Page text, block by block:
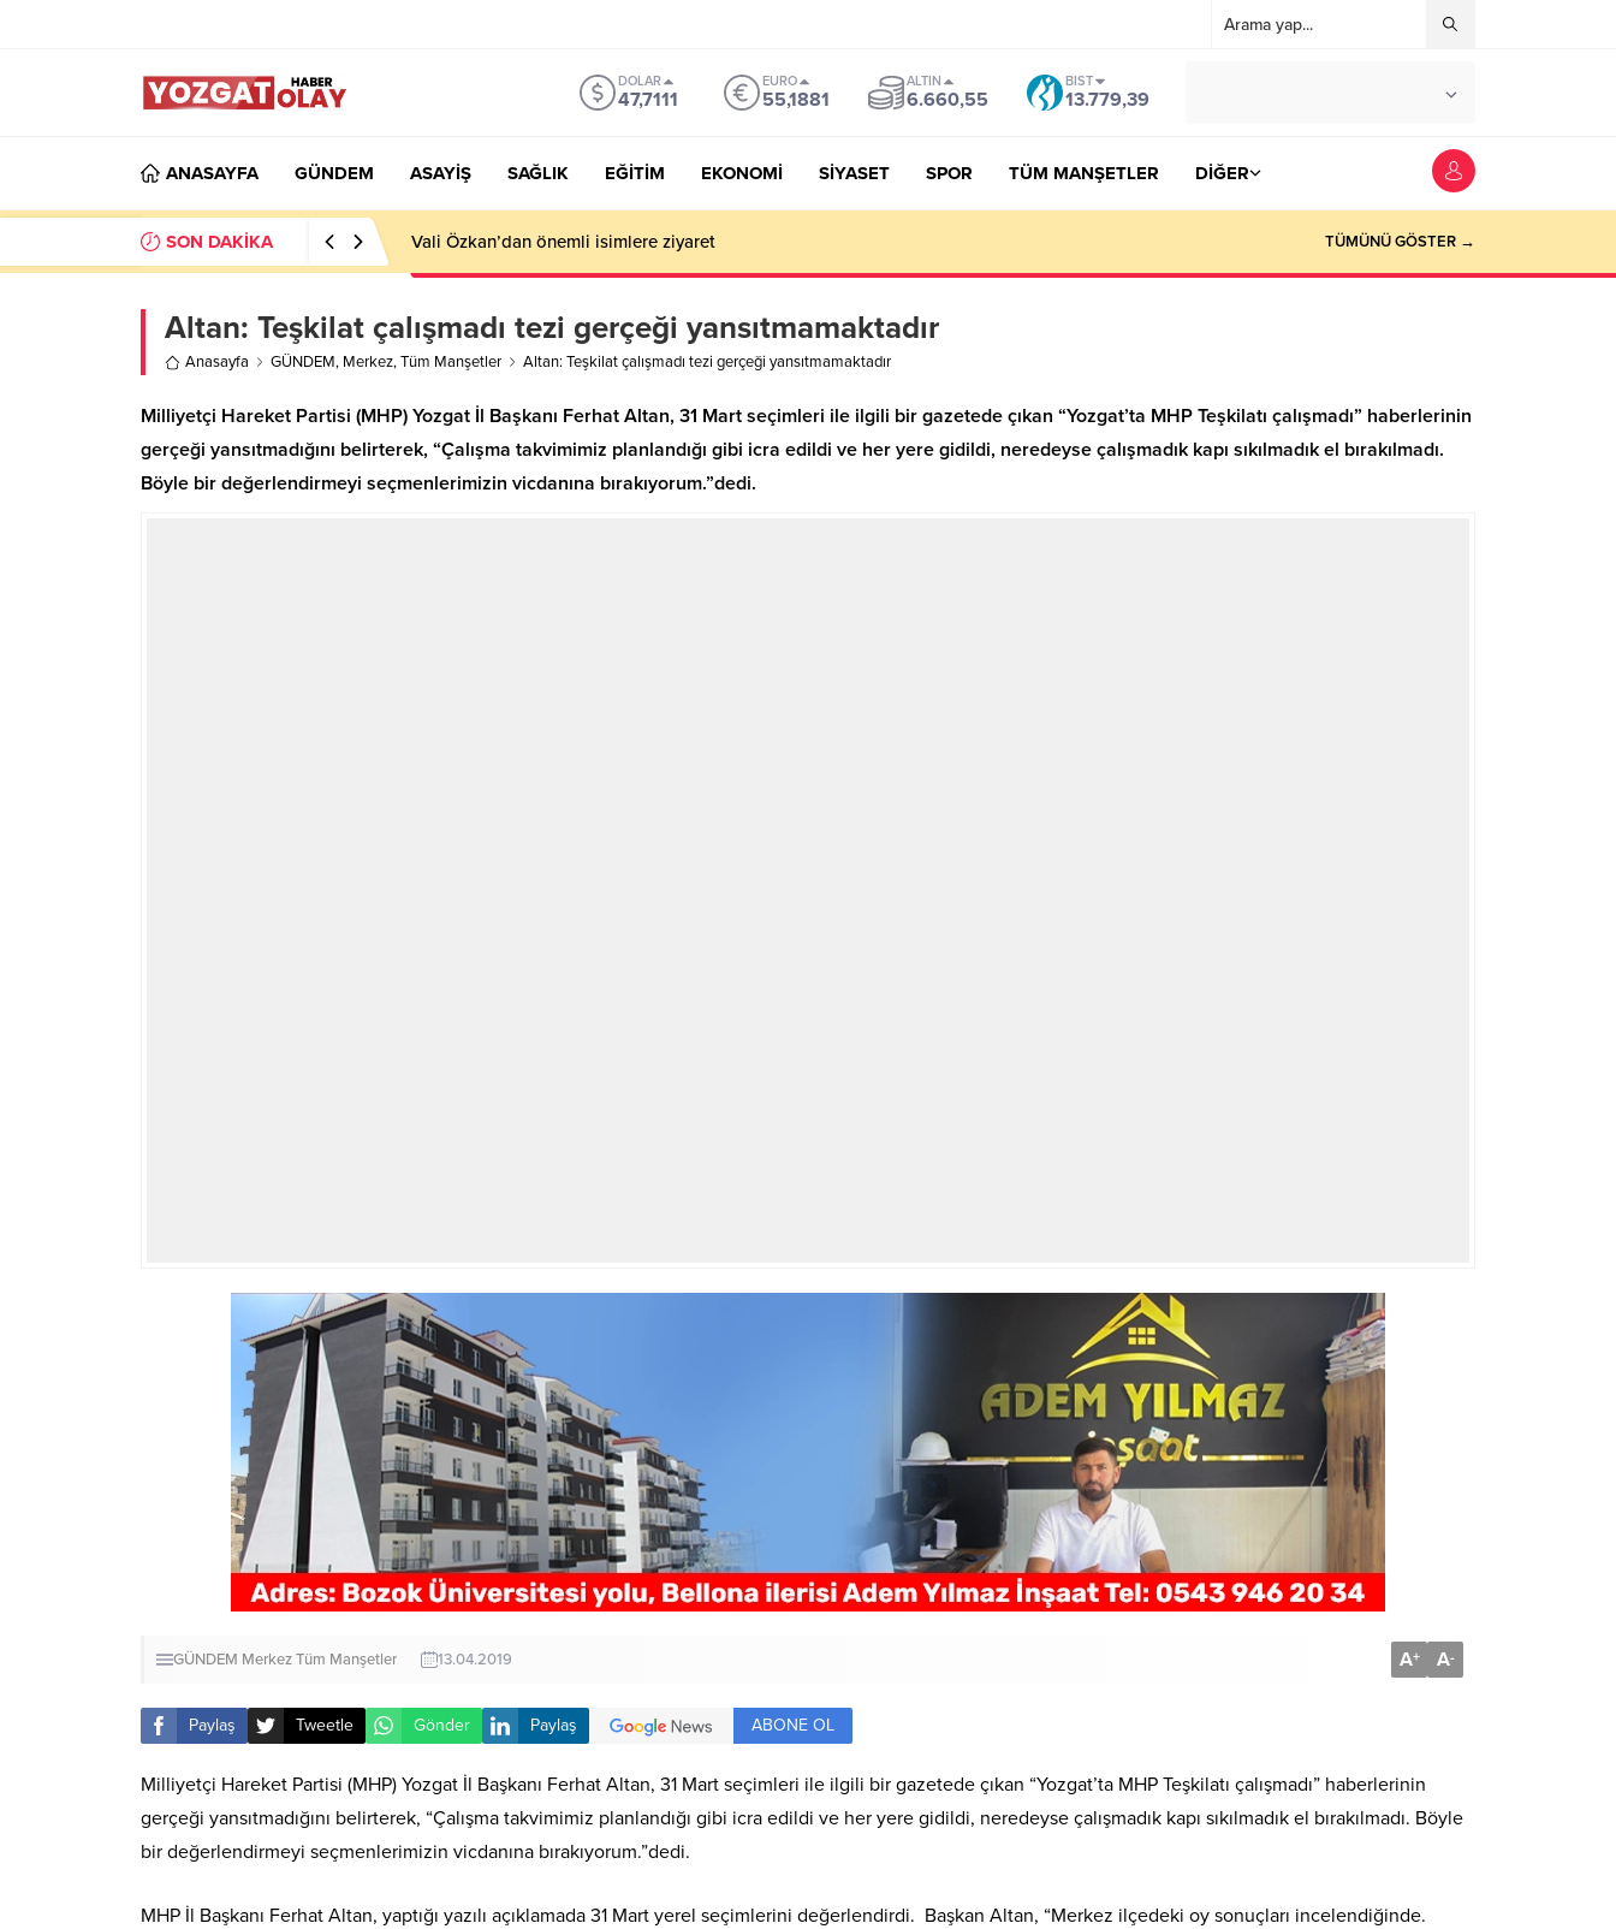
DOLAR
47,7111
EURO
55,1881
ALTIN
6.660,55
BIST
13.779,39
ANASAYFA GÜNDEM ASAYİŞ SAĞLIK EĞİTİM EKONOMİ SİYASET SPOR TÜM MANŞETLER DİĞER
SON DAKİKA Vali Özkan’dan önemli isimlere ziyaret TÜMÜNÜ GÖSTER →
Altan: Teşkilat çalışmadı tezi gerçeği yansıtmamaktadır
Anasayfa GÜNDEM, Merkez,Tüm Manşetler Altan: Teşkilat çalışmadı tezi gerçeği yansıtmamaktadır
Milliyetçi Hareket Partisi (MHP) Yozgat İl Başkanı Ferhat Altan, 31 Mart seçimleri ile ilgili bir gazetede çıkan “Yozgat’ta MHP Teşkilatı çalışmadı” haberlerinin
gerçeği yansıtmadığını belirterek, “Çalışma takvimimiz planlandığı gibi icra edildi ve her yere gidildi, neredeyse çalışmadık kapı sıkılmadık el bırakılmadı.
Böyle bir değerlendirmeyi seçmenlerimizin vicdanına bırakıyorum.”dedi.
GÜNDEM MerkezTüm Manşetler 13.04.2019 A+ A-
Paylaş Tweetle Gönder Paylaş ABONE OL
Milliyetçi Hareket Partisi (MHP) Yozgat İl Başkanı Ferhat Altan, 31 Mart seçimleri ile ilgili bir gazetede çıkan “Yozgat’ta MHP Teşkilatı çalışmadı” haberlerinin
gerçeği yansıtmadığını belirterek, “Çalışma takvimimiz planlandığı gibi icra edildi ve her yere gidildi, neredeyse çalışmadık kapı sıkılmadık el bırakılmadı. Böyle
bir değerlendirmeyi seçmenlerimizin vicdanına bırakıyorum.”dedi.
MHP İl Başkanı Ferhat Altan, yaptığı yazılı açıklamada 31 Mart yerel seçimlerini değerlendirdi. Başkan Altan, “Merkez ilçedeki oy sonuçları incelendiğinde.